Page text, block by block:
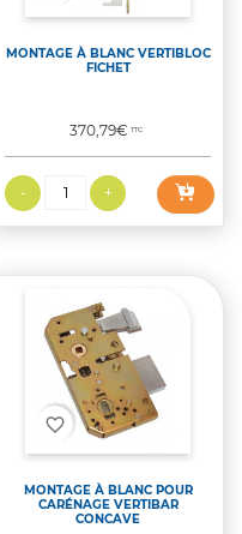
MONTAGE À BLANC VERTIBLOC
FICHET
Prix
370,79€TTC
favorite_border
MONTAGE À BLANC POUR
CARÉNAGE VERTIBAR
CONCAVE